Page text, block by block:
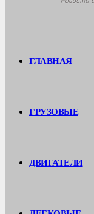
ГЛАВНАЯ
ГРУЗОВЫЕ
ДВИГАТЕЛИ